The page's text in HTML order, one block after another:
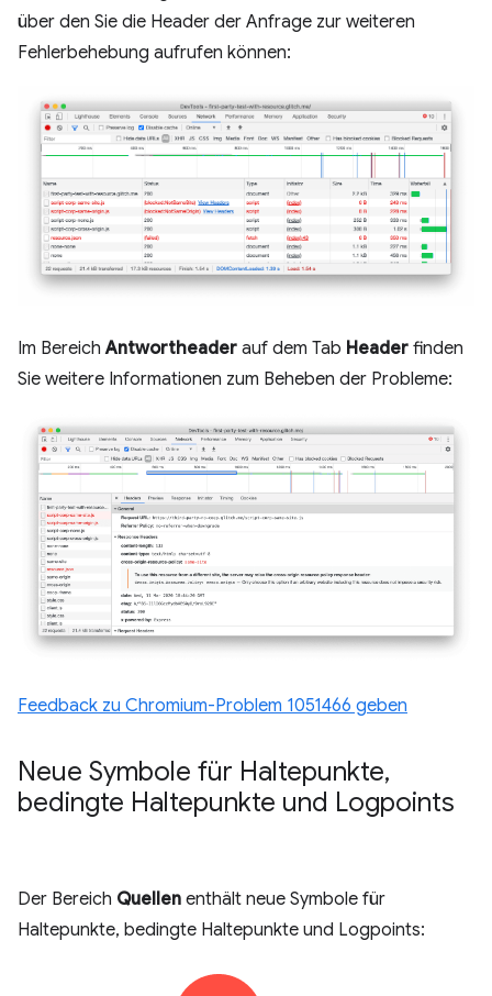
über den Sie die Header der Anfrage zur weiteren
Fehlerbehebung aufrufen können:
Im BereichAntwortheader auf dem Tab Header finden
Sie weitere Informationen zum Beheben der Probleme:
Feedback zu Chromium-Problem 1051466 geben
Neue Symbole für Haltepunkte,
bedingte Haltepunkte und Logpoints
Der Bereich Quellen enthält neue Symbole für
Haltepunkte, bedingte Haltepunkte und Logpoints: